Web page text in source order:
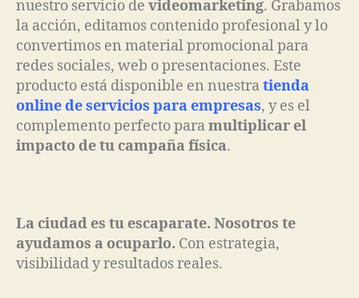
nuestro servicio de videomarketing. Grabamos
la acción, editamos contenido profesional y lo
convertimos en material promocional para
redes sociales, web o presentaciones. Este
producto está disponible en nuestratienda
online de servicios para empresas, y es el
complemento perfecto paramultiplicar el
impacto de tu campaña física.
La ciudad es tu escaparate. Nosotros te
ayudamos a ocuparlo. Con estrategia,
visibilidad y resultados reales.